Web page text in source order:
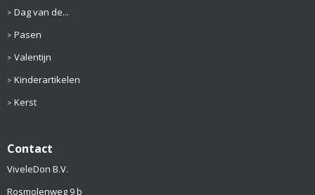
Dag van de...
Pasen
Valentijn
Kinderartikelen
Kerst
Contact
ViveleDon B.V.
Rosmolenweg 9 b